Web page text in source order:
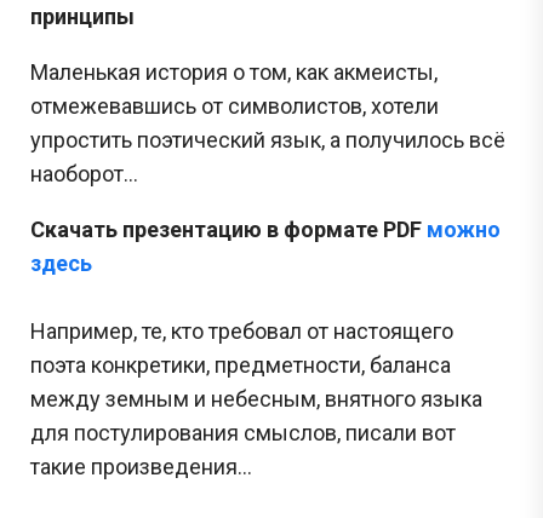
принципы
Маленькая история о том, как акмеисты,
отмежевавшись от символистов, хотели
упростить поэтический язык, а получилось всё
наоборот...
Скачать презентацию в формате PDF можно
здесь
Например, те, кто требовал от настоящего
поэта конкретики, предметности, баланса
между земным и небесным, внятного языка
для постулирования смыслов, писали вот
такие произведения...